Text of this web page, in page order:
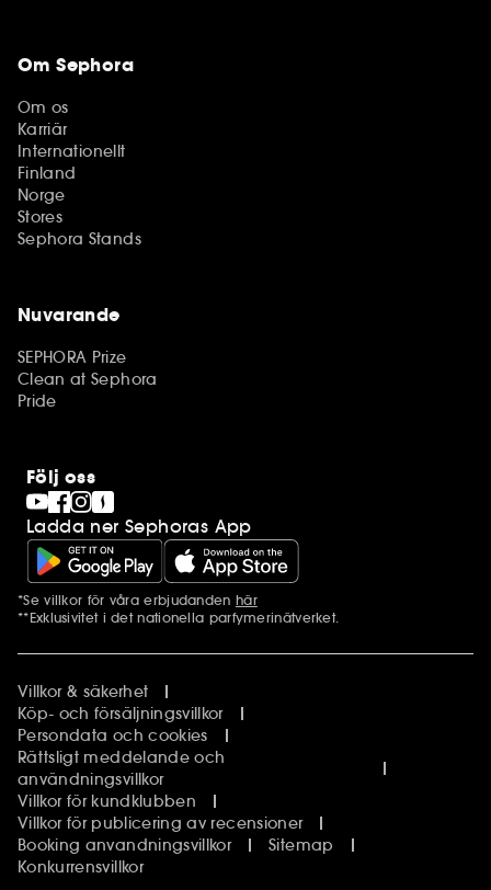
Om Sephora
Om os
Karriär
Internationellt
Finland
Norge
Stores
Sephora Stands
Nuvarande
SEPHORA Prize
Clean at Sephora
Pride
Följ oss
Ladda ner Sephoras App
Ytterligare information
*Se villkor för våra erbjudanden här
**Exklusivitet i det nationella parfymerinätverket.
Villkor & säkerhet
Köp- och försäljningsvillkor
Persondata och cookies
Rättsligt meddelande och
användningsvillkor
Villkor för kundklubben
Villkor för publicering av recensioner
Booking anvandningsvillkor
Sitemap
Konkurrensvillkor